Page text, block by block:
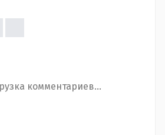
комментариев...